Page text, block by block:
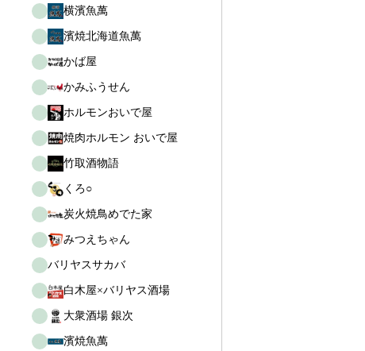
横濱魚萬
濱焼北海道魚萬
かば屋
かみふうせん
ホルモンおいで屋
焼肉ホルモン おいで屋
竹取酒物語
くろ○
炭火焼鳥めでた家
みつえちゃん
バリヤスサカバ
白木屋×バリヤス酒場
大衆酒場 銀次
濱焼魚萬